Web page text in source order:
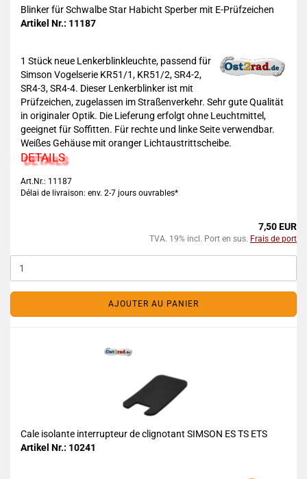
Blinker für Schwalbe Star Habicht Sperber mit E-Prüfzeichen
Artikel Nr.: 11187
1 Stück neue Lenkerblinkleuchte, passend für
Simson Vogelserie KR51/1, KR51/2, SR4-2,
SR4-3, SR4-4. Dieser Lenkerblinker ist mit
Prüfzeichen, zugelassen im Straßenverkehr. Sehr gute Qualität
in originaler Optik. Die Lieferung erfolgt ohne Leuchtmittel,
geeignet für Soffitten. Für rechte und linke Seite verwendbar.
Weißes Gehäuse mit oranger Lichtaustrittscheibe.
DETAILS
Art.Nr.: 11187
Délai de livraison: env. 2-7 jours ouvrables*
7,50 EUR
TVA. 19% incl. Port en sus. Frais de port
AJOUTER AU PANIER
Cale isolante interrupteur de clignotant SIMSON ES TS ETS
Artikel Nr.: 10241